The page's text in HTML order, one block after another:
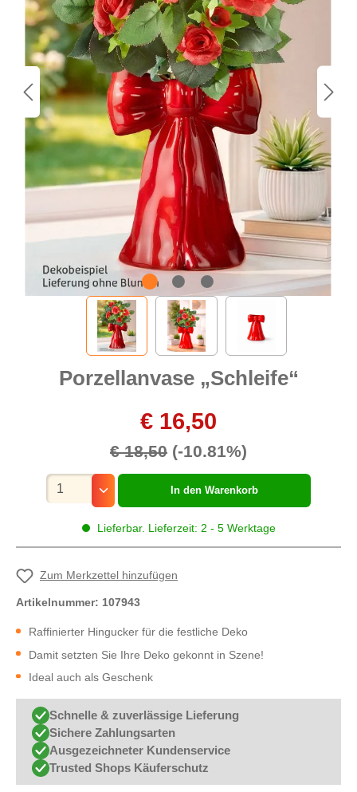
Porzellanvase „Schleife“
€ 16,50
€ 18,50 (-10.81%)
Lieferbar. Lieferzeit: 2 - 5 Werktage
Mengenauswahl
In den Warenkorb
Zum Merkzettel hinzufügen
Artikelnummer: 107943
Raffinierter Hingucker für die festliche Deko
Damit setzten Sie Ihre Deko gekonnt in Szene!
Ideal auch als Geschenk
Schnelle & zuverlässige Lieferung
Sichere Zahlungsarten
Ausgezeichneter Kundenservice
Trusted Shops Käuferschutz